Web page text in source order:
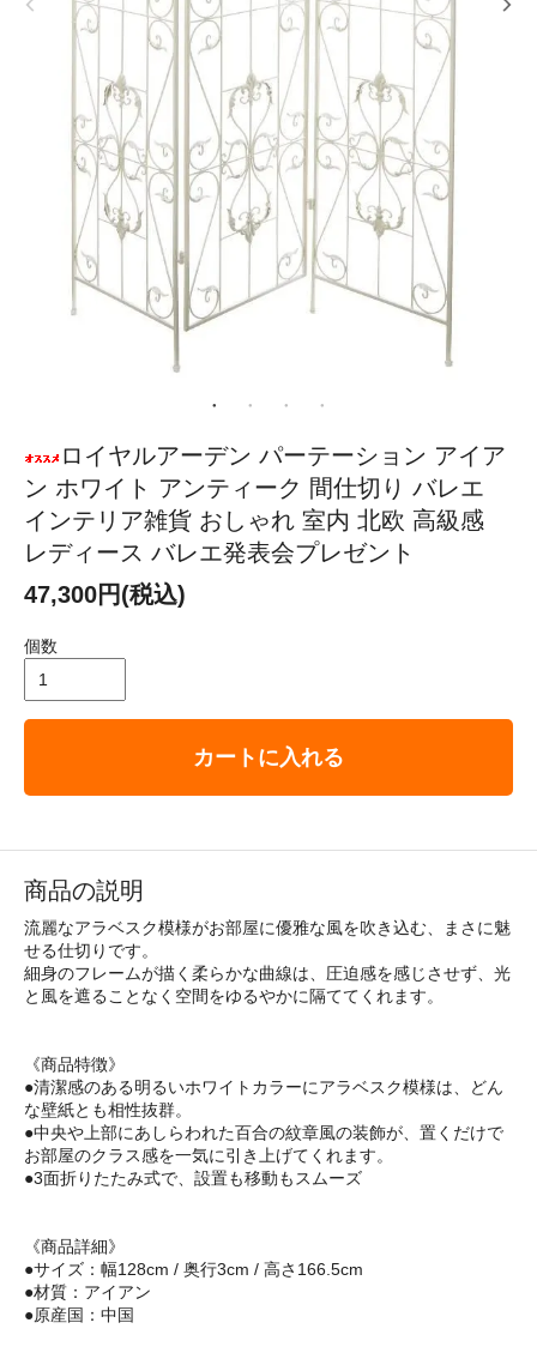
ロイヤルアーデン パーテーション アイア
ン ホワイト アンティーク 間仕切り バレエ
インテリア雑貨 おしゃれ 室内 北欧 高級感
レディース バレエ発表会プレゼント
47,300円(税込)
個数
カートに入れる
商品の説明
流麗なアラベスク模様がお部屋に優雅な風を吹き込む、まさに魅
せる仕切りです。
細身のフレームが描く柔らかな曲線は、圧迫感を感じさせず、光
と風を遮ることなく空間をゆるやかに隔ててくれます。
《商品特徴》
●清潔感のある明るいホワイトカラーにアラベスク模様は、どん
な壁紙とも相性抜群。
●中央や上部にあしらわれた百合の紋章風の装飾が、置くだけで
お部屋のクラス感を一気に引き上げてくれます。
●3面折りたたみ式で、設置も移動もスムーズ
《商品詳細》
●サイズ：幅128cm / 奥行3cm / 高さ166.5cm
●材質：アイアン
●原産国：中国